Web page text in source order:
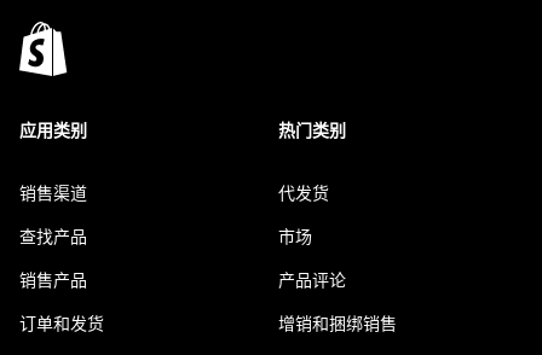
应用类别
销售渠道
查找产品
销售产品
订单和发货
热门类别
代发货
市场
产品评论
增销和捆绑销售